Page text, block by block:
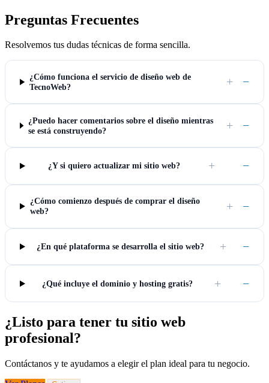
Preguntas Frecuentes
Resolvemos tus dudas técnicas de forma sencilla.
¿Cómo funciona el servicio de diseño web de
TecnoWeb?
+ −
¿Puedo hacer comentarios sobre el diseño mientras
se está construyendo?
+ −
¿Y si quiero actualizar mi sitio web? + −
¿Cómo comienzo después de comprar el diseño
web?
+ −
¿En qué plataforma se desarrolla el sitio web? + −
¿Qué incluye el dominio y hosting gratis? + −
¿Listo para tener tu sitio web
profesional?
Contáctanos y te ayudamos a elegir el plan ideal para tu negocio.